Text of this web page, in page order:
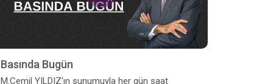
Basında Bugün
M.Cemil YILDIZ'ın sunumuyla her gün saat